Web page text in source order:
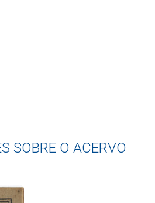
SOBRE O ACERVO